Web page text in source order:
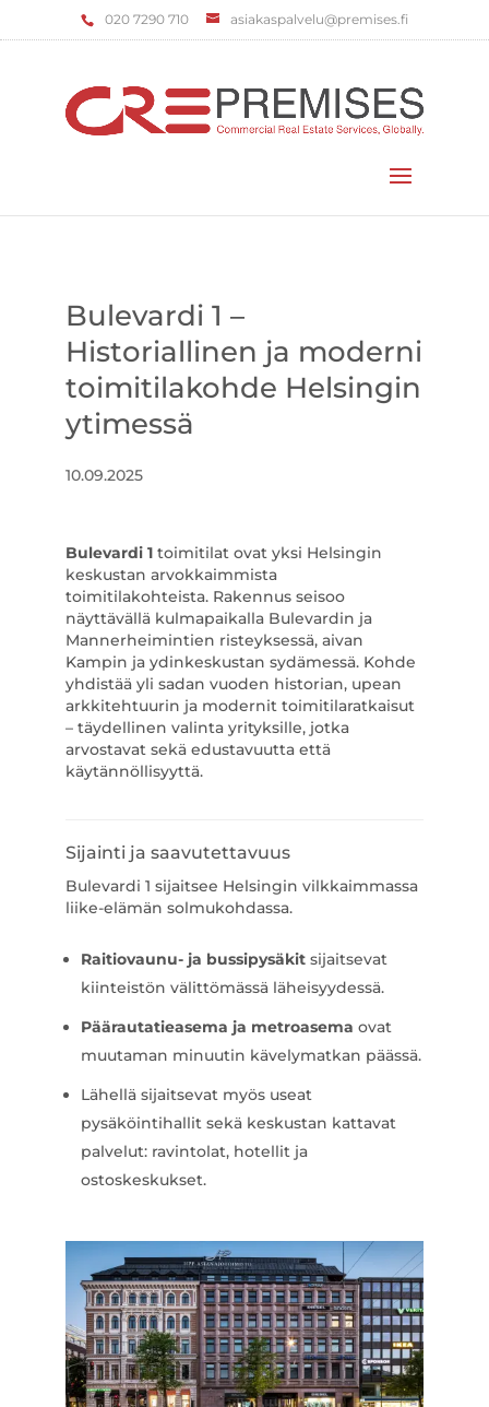
‌020 7290 710 asiakaspalvelu@premises.fi
Bulevardi 1 –
Historiallinen ja moderni
toimitilakohde Helsingin
ytimessä
10.09.2025
Bulevardi 1toimitilat ovat yksi Helsingin
keskustan arvokkaimmista
toimitilakohteista. Rakennus seisoo
näyttävällä kulmapaikalla Bulevardin ja
Mannerheimintien risteyksessä, aivan
Kampin ja ydinkeskustan sydämessä. Kohde
yhdistää yli sadan vuoden historian, upean
arkkitehtuurin ja modernit toimitilaratkaisut
– täydellinen valinta yrityksille, jotka
arvostavat sekä edustavuutta että
käytännöllisyyttä.
Sijainti ja saavutettavuus
Bulevardi 1 sijaitsee Helsingin vilkkaimmassa
liike-elämän solmukohdassa.
Raitiovaunu- ja bussipysäkitsijaitsevat
kiinteistön välittömässä läheisyydessä.
Päärautatieasema ja metroasema ovat
muutaman minuutin kävelymatkan päässä.
Lähellä sijaitsevat myös useat
pysäköintihallit sekä keskustan kattavat
palvelut: ravintolat, hotellit ja
ostoskeskukset.